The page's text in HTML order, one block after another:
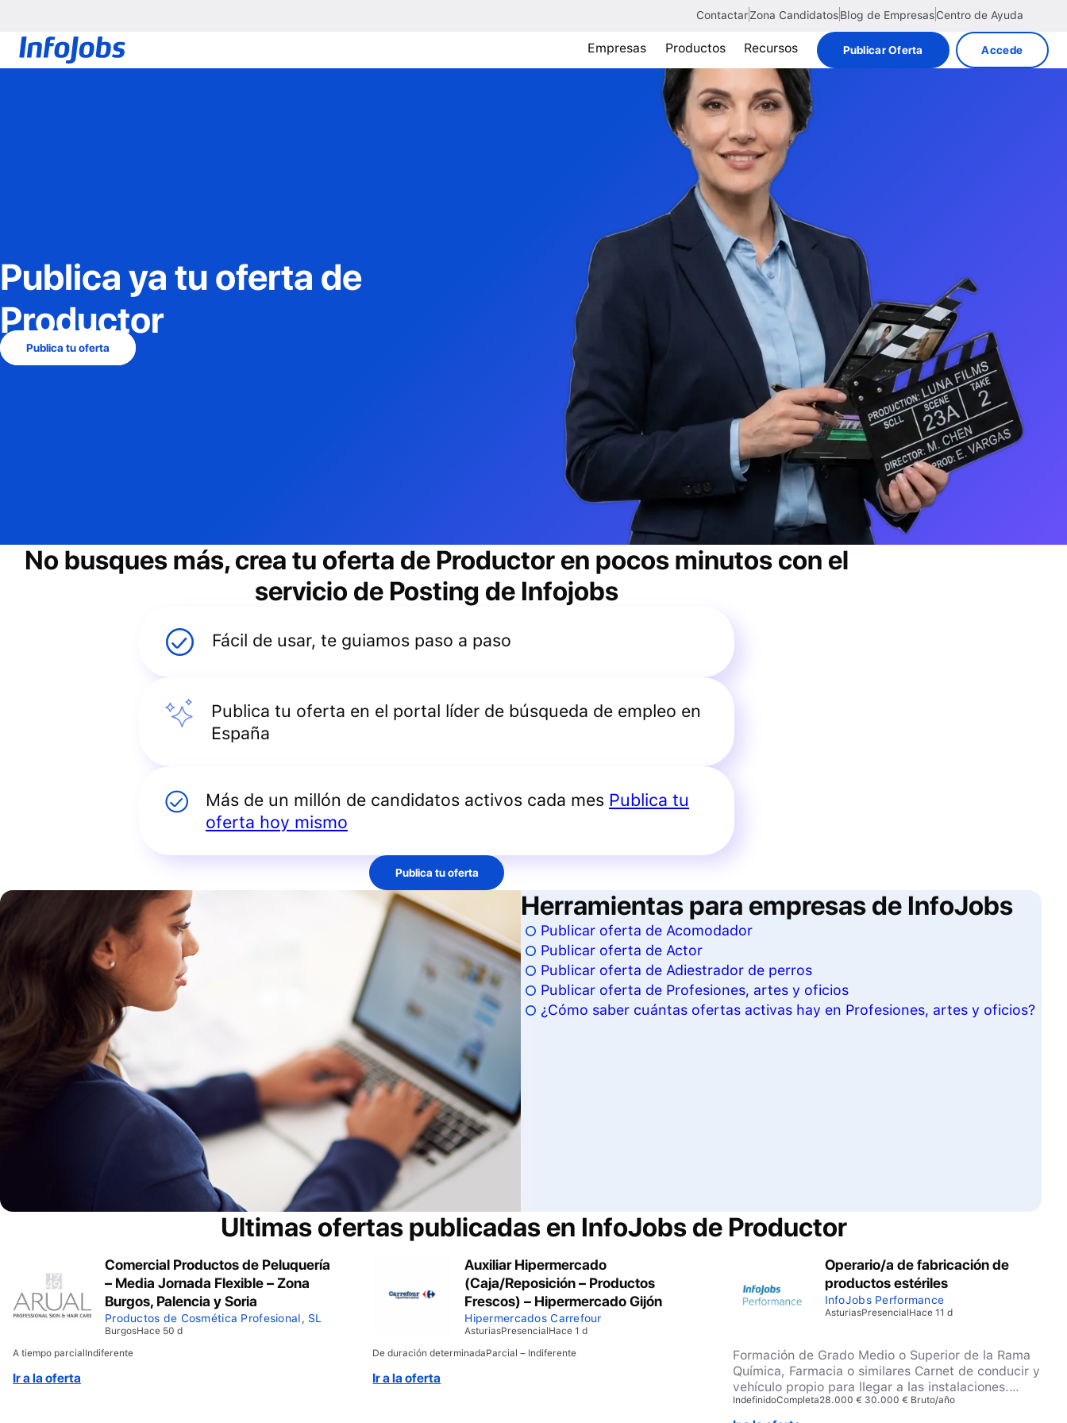
ContactarZona CandidatosBlog de EmpresasCentro de Ayuda
Empresas Productos Recursos Publicar Oferta Accede
Publica ya tu oferta de
Productor
Publica tu oferta
No busques más, crea tu oferta de Productor en pocos minutos con el
servicio de Posting de Infojobs
Fácil de usar, te guiamos paso a paso
Publica tu oferta en el portal líder de búsqueda de empleo en
España
Más de un millón de candidatos activos cada mes Publica tu
oferta hoy mismo
Publica tu oferta
Herramientas para empresas de InfoJobs
Publicar oferta de Acomodador
Publicar oferta de Actor
Publicar oferta de Adiestrador de perros
Publicar oferta de Profesiones, artes y oficios
¿Cómo saber cuántas ofertas activas hay en Profesiones, artes y oficios?
Ultimas ofertas publicadas en InfoJobs de Productor
Comercial Productos de Peluquería
– Media Jornada Flexible – Zona
Burgos, Palencia y Soria
Productos de Cosmética Profesional, SL
BurgosHace 50 d
A tiempo parcialIndiferente
Ir a la oferta
Auxiliar Hipermercado
(Caja/Reposición – Productos
Frescos) – Hipermercado Gijón
Hipermercados Carrefour
AsturiasPresencialHace 1 d
De duración determinadaParcial – Indiferente
Ir a la oferta
Operario/a de fabricación de
productos estériles
InfoJobs Performance
AsturiasPresencialHace 11 d
Formación de Grado Medio o Superior de la Rama
Química, Farmacia o similares Carnet de conducir y
vehículo propio para llegar a las instalaciones.
Experiencia previa en industria farmacéutica, en
especial en áreas de fabricación de productos
IndefinidoCompleta28.000 € 30.000 € Bruto/año